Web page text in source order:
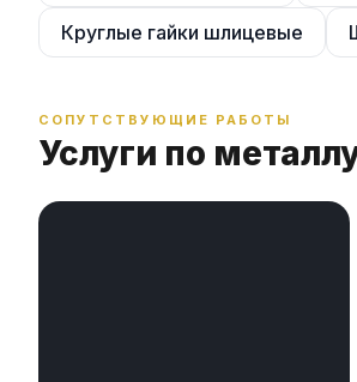
Круглые гайки шлицевые
СОПУТСТВУЮЩИЕ РАБОТЫ
Услуги по